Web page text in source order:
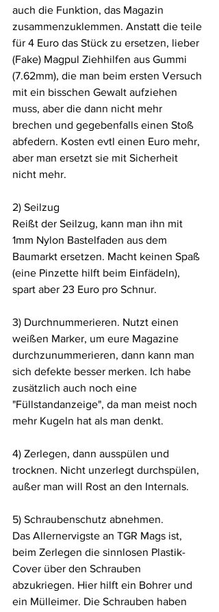
auch die Funktion, das Magazin
zusammenzuklemmen. Anstatt die teile
für 4 Euro das Stück zu ersetzen, lieber
(Fake) Magpul Ziehhilfen aus Gummi
(7.62mm), die man beim ersten Versuch
mit ein bisschen Gewalt aufziehen
muss, aber die dann nicht mehr
brechen und gegebenfalls einen Stoß
abfedern. Kosten evtl einen Euro mehr,
aber man ersetzt sie mit Sicherheit
nicht mehr.
2) Seilzug
Reißt der Seilzug, kann man ihn mit
1mm Nylon Bastelfaden aus dem
Baumarkt ersetzen. Macht keinen Spaß
(eine Pinzette hilft beim Einfädeln),
spart aber 23 Euro pro Schnur.
3) Durchnummerieren. Nutzt einen
weißen Marker, um eure Magazine
durchzunummerieren, dann kann man
sich defekte besser merken. Ich habe
zusätzlich auch noch eine
"Füllstandanzeige", da man meist noch
mehr Kugeln hat als man denkt.
4) Zerlegen, dann ausspülen und
trocknen. Nicht unzerlegt durchspülen,
außer man will Rost an den Internals.
5) Schraubenschutz abnehmen.
Das Allernervigste an TGR Mags ist,
beim Zerlegen die sinnlosen Plastik-
Cover über den Schrauben
abzukriegen. Hier hilft ein Bohrer und
ein Mülleimer. Die Schrauben haben